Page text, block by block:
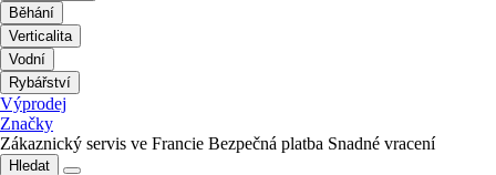
Běhání
Verticalita
Vodní
Rybářství
Výprodej
Značky
Zákaznický servis ve Francie Bezpečná platba Snadné vracení
Hledat